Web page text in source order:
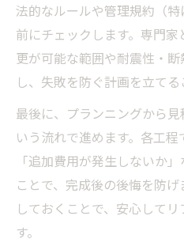
法的なルールや管理規約（
前にチェックします。専門
更が可能な範囲や耐震性・
し、失敗を防ぐ計画を立てる
最後に、プランニングから
いう流れで進めます。各工程
「追加費用が発生しないか
ことで、完成後の後悔を防
しておくことで、安心して
す。